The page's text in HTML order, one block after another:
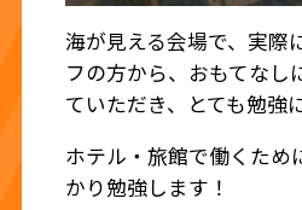
海が見える会場で、実際
フの方から、おもてなし
ていただき、とても勉強
ホテル・旅館で働くため
かり勉強します！